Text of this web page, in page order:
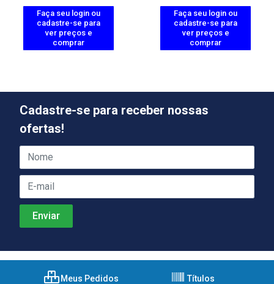
Faça seu login ou
cadastre-se para
ver preços e
comprar
Faça seu login ou
cadastre-se para
ver preços e
comprar
Cadastre-se para receber nossas
ofertas!
Meus Pedidos Títulos